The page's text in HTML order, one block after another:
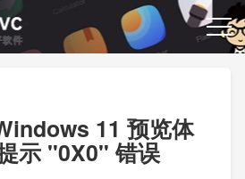
11 预览体
示 "0X0" 错误